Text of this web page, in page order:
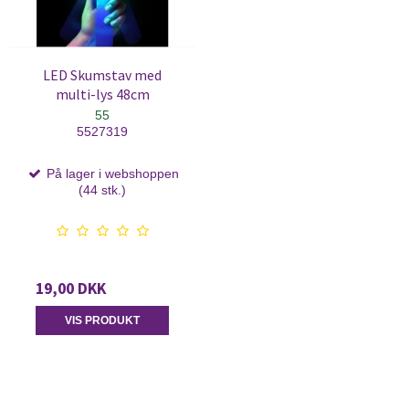
LED Skumstav med
multi-lys 48cm
55
5527319
På lager i webshoppen
(44 stk.)
19,00 DKK
VIS PRODUKT